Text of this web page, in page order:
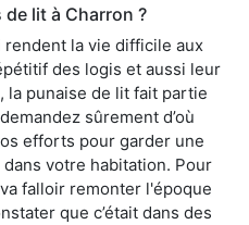
lit à Charron ?
la vie difficile aux
des logis et aussi leur
la punaise de lit fait partie
sûrement d’où
efforts pour garder une
votre habitation. Pour
falloir remonter l'époque
que c’était dans des